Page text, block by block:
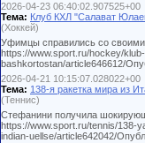
2026-04-23 06:40:02.907525+00
Тема: Клуб КХЛ "Салават
(Хоккей)
Уфимцы справились со
https://www.sport.ru/hockey/
bashkortostan/article646612/
2026-04-21 10:15:07.028022+00
Тема: 138-я ракетка мира из
(Теннис)
Стефанини получила
https://www.sport.ru/tennis/138-
indian-uellse/article642042/